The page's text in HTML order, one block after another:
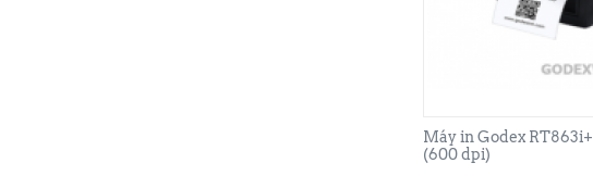
Máy in Godex RT863i+
(600 dpi)